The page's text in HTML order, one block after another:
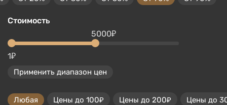
Стоимость
1₽
5000₽
Применить диапазон цен
Любая Цены до 100₽ Цены до 200₽ Цены до